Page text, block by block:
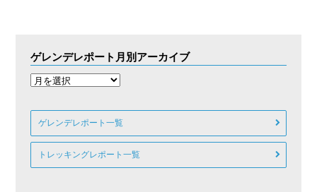
ゲレンデレポート月別アーカイブ
ゲレンデレポート一覧
トレッキングレポート一覧